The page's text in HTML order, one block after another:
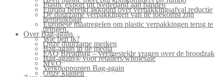
Plastic export uit Nederland aan banden
Europa bereikt akkoord over verpakkingsafval reductie
De duurzame verpakkingen van de toekomst zijn
herbruikbaar
Europese maatregelen om plastic verpakkingen terug te
dringen.
Over Bag-again
Wie ben ik?
Onze duurzame merken
Bag-again in de media
FAQ Breadbag – veelgestelde vragen over de broodzak
Bag-again® voor retailers/wholesale
MVO
Verkooppunten Bag-again
Onze klanten